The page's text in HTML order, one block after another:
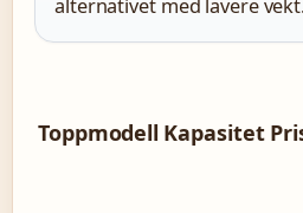
alternativet med lavere
Toppmodell Kapasitet